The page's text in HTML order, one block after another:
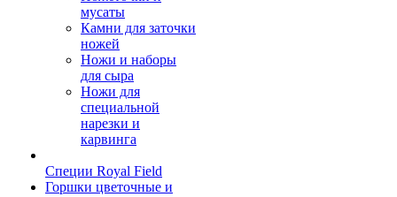
мусаты
Камни для заточки
ножей
Ножи и наборы
для сыра
Ножи для
специальной
нарезки и
карвинга
Специи Royal Field
Горшки цветочные и